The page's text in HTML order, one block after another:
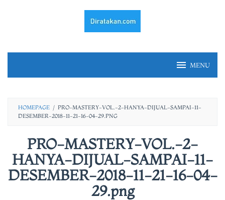
MENU
HOMEPAGE / PRO-MASTERY-VOL.-2-HANYA-DIJUAL-SAMPAI-11-
DESEMBER-2018-11-21-16-04-29.PNG
PRO-MASTERY-VOL.-2-
HANYA-DIJUAL-SAMPAI-11-
DESEMBER-2018-11-21-16-04-
29.png